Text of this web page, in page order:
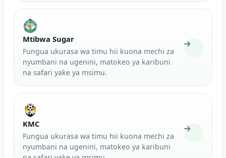
Mtibwa Sugar
Fungua ukurasa wa timu hii kuona mechi za
nyumbani na ugenini, matokeo ya karibuni
na safari yake ya msimu.
KMC
Fungua ukurasa wa timu hii kuona mechi za
nyumbani na ugenini, matokeo ya karibuni